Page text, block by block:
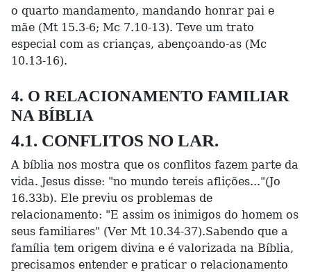
o quarto mandamento, mandando honrar pai e
mãe (Mt 15.3-6; Mc 7.10-13). Teve um trato
especial com as crianças, abençoando-as (Mc
10.13-16).
4. O RELACIONAMENTO FAMILIAR
NA BÍBLIA
4.1. CONFLITOS NO LAR.
A bíblia nos mostra que os conflitos fazem parte da
vida. Jesus disse: "no mundo tereis aflições..."(Jo
16.33b). Ele previu os problemas de
relacionamento: "E assim os inimigos do homem os
seus familiares" (Ver Mt 10.34-37).Sabendo que a
família tem origem divina e é valorizada na Bíblia,
precisamos entender e praticar o relacionamento